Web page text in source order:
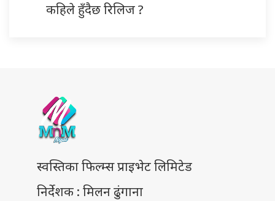
कहिले हुँदैछ रिलिज ?
स्वस्तिका फिल्म्स प्राइभेट लिमिटेड
निर्देशक : मिलन ढुंगाना